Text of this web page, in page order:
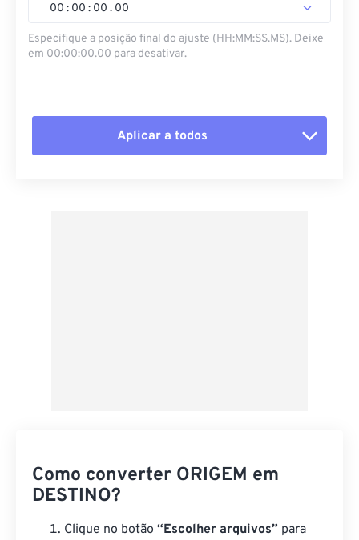
00 : 00 : 00 . 00
Especifique a posição final do ajuste (HH:MM:SS.MS). Deixe
em 00:00:00.00 para desativar.
Aplicar a todos
Como converter ORIGEM em
DESTINO?
Clique no botão “Escolher arquivos” para